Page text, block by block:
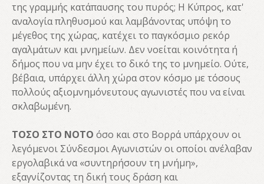
της γραμμής κατάπαυσης του πυρός; Η Κύπρος, κατ'
αναλογία πληθυσμού και λαμβάνοντας υπόψη το
μέγεθος της χώρας, κατέχει το παγκόσμιο ρεκόρ
αγαλμάτων και μνημείων. Δεν νοείται κοινότητα ή
δήμος που να μην έχει το δικό της το μνημείο. Ούτε,
βέβαια, υπάρχει άλλη χώρα στον κόσμο με τόσους
πολλούς αξιομνημόνευτους αγωνιστές που να είναι
σκλαβωμένη.
ΤΟΣΟ ΣΤΟ ΝΟΤΟ όσο και στο Βορρά υπάρχουν οι
λεγόμενοι Σύνδεσμοι Αγωνιστών οι οποίοι ανέλαβαν
εργολαβικά να «συντηρήσουν τη μνήμη»,
εξαγνίζοντας τη δική τους δράση και